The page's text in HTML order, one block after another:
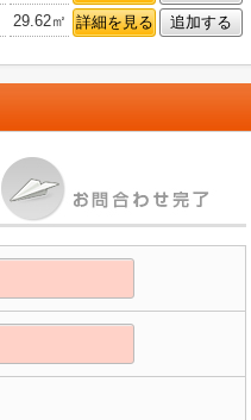
29.62㎡ 詳細を見る 追加する